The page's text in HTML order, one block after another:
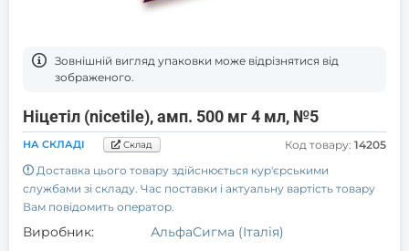
Зовнішній вигляд упаковки може відрізнятися від
зображеного.
Ніцетіл (nicetile), амп. 500 мг 4 мл, №5
НА СКЛАДІ Склад Код товару: 14205
Доставка цього товару здійснюється кур'єрськими
службами зі складу. Час поставки і актуальну вартість товару
Вам повідомить оператор.
Виробник:
АльфаСигма (Італія)